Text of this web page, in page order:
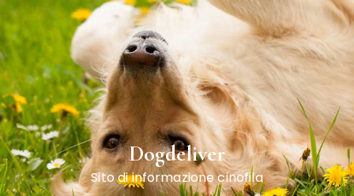
S
k
i
p
t
o
c
o
n
t
Dogdeliver
Sito di informazione cinofila